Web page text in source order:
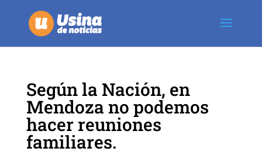
Según la Nación, en
Mendoza no podemos
hacer reuniones
familiares.